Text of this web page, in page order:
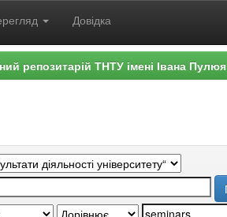
Довідка
репозитарій ТНТУ імені Івана Пулюя